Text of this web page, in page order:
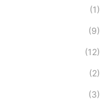
(1)
(9)
(12)
(2)
(3)